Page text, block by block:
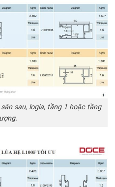
sau, logia, tầng 1 hoặc tầng